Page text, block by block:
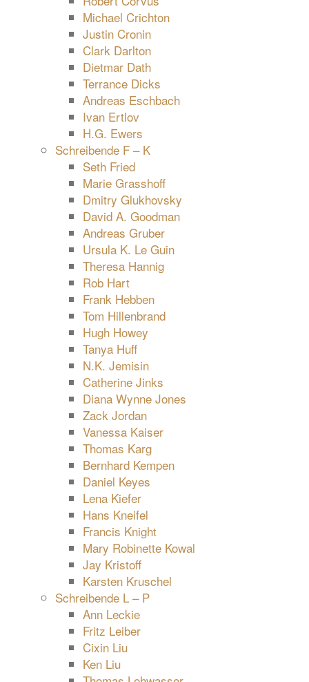
Michael Crichton
Justin Cronin
Clark Darlton
Dietmar Dath
Terrance Dicks
Andreas Eschbach
Ivan Ertlov
H.G. Ewers
Schreibende F – K
Seth Fried
Marie Grasshoff
Dmitry Glukhovsky
David A. Goodman
Andreas Gruber
Ursula K. Le Guin
Theresa Hannig
Rob Hart
Frank Hebben
Tom Hillenbrand
Hugh Howey
Tanya Huff
N.K. Jemisin
Catherine Jinks
Diana Wynne Jones
Zack Jordan
Vanessa Kaiser
Thomas Karg
Bernhard Kempen
Daniel Keyes
Lena Kiefer
Hans Kneifel
Francis Knight
Mary Robinette Kowal
Jay Kristoff
Karsten Kruschel
Schreibende L – P
Ann Leckie
Fritz Leiber
Cixin Liu
Ken Liu